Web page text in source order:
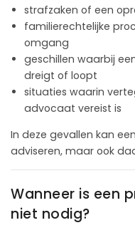
strafzaken of een
familierechtelijke
omgang
geschillen waarbij
dreigt of loopt
situaties waarin
advocaat vereist is
In deze gevallen kan
adviseren, maar ook
Wanneer is een
niet nodig?